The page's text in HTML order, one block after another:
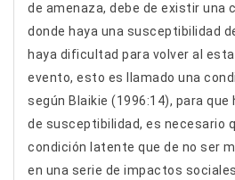
de amenaza, debe de existir una
donde haya una susceptibilidad
haya dificultad para volver al
evento, esto es llamado una
según Blaikie (1996:14), para
de susceptibilidad, es necesario
condición latente que de no ser
en una serie de impactos